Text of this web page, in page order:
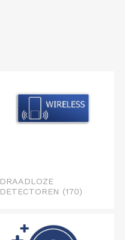
DRAADLOZE
DETECTOREN (170)